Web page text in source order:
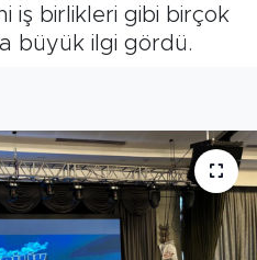
iş birlikleri gibi birçok
büyük ilgi gördü.